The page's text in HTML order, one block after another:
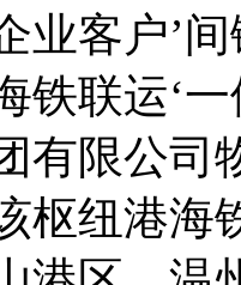
业客户’
铁联运‘
有限公司
枢纽港海